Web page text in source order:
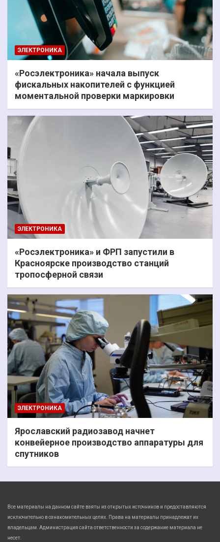
ЭЛЕКТРОНИКА
«Росэлектроника» начала выпуск
фискальных накопителей с функцией
моментальной проверки маркировки
ЭЛЕКТРОНИКА
«Росэлектроника» и ФРП запустили в
Красноярске производство станций
тропосферной связи
ЭЛЕКТРОНИКА
Ярославский радиозавод начнет
конвейерное производство аппаратуры для
спутников
Все материалы на данном сайте взяты из открытых источников и предоставляются
исключительно в ознакомительных целях. Права на материалы принадлежат их
владельцам. Администрация сайта ответственности за содержание материала не
несет.